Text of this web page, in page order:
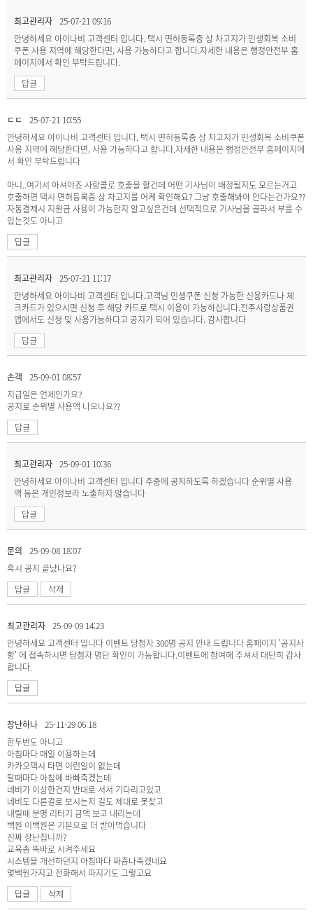
최고관리자 25-07-21 09:16
안녕하세요 아이나비 고객센터 입니다. 택시 면허등록증 상 차고지가 민생회복 소비
쿠폰 사용 지역에 해당한다면, 사용 가능하다고 합니다.자세한 내용은 행정안전부 홈
페이지에서 확인 부탁드립니다.
답글
ㄷㄷ
25-07-21 10:55
안녕하세요 아이나비 고객센터 입니다. 택시 면허등록증 상 차고지가 민생회복 소비쿠폰
사용 지역에 해당한다면, 사용 가능하다고 합니다.자세한 내용은 행정안전부 홈페이지에
서 확인 부탁드립니다
아니..여기서 아셔야죠 사랑콜로 호출을 할건데 어떤 기사님이 배정될지도 모르는거고
호출하면 택시 면허등록증 상 차고지를 어케 확인해요? 그냥 호출해봐야 안다는건가요??
자동결제시 지원금 사용이 가능한지 알고싶은건데 선택적으로 기사님을 골라서 부를 수
있는것도 아니고
답글
최고관리자 25-07-21 11:17
안녕하세요 아이나비 고객센터 입니다.고객님 민생쿠폰 신청 가능한 신용카드나 체
크카드가 있으시면 신청 후 해당 카드로 택시 이용이 가능하십니다.전주사랑상품권
앱에서도 신청 및 사용가능하다고 공지가 되어 있습니다. 감사합니다
답글
손객
25-09-01 08:57
지급일은 언제인가요?
공지로 순위별 사용액 나오나요??
답글
최고관리자 25-09-01 10:36
안녕하세요 아이나비 고객센터 입니다 주중에 공지하도록 하겠습니다 순위별 사용
액 등은 개인정보라 노출하지 않습니다
답글
문의
25-09-08 18:07
혹시 공지 끝났나요?
답글
삭제
최고관리자 25-09-09 14:23
안녕하세요 고객센터 입니다 이벤트 당첨자 300명 공지 안내 드립니다 홈페이지 '공지사
항' 에 접속하시면 당첨자 명단 확인이 가능합니다.이벤트에 참여해 주셔서 대단히 감사
합니다.
답글
장난하나 25-11-29 06:18
한두번도 아니고
아침마다 매일 이용하는데
카카오택시 타면 이런일이 없는데
탈때마다 아침에 바빠죽겠는데
네비가 이상한건지 반대로 서서 기다리고있고
네비도 다른걸로 보시는지 길도 제대로 못찾고
내릴때 분명 리터기 금액 보고 내리는데
백원 이백원은 기본으로 더 받아먹습니다
진짜 장난칩니까?
교육좀 똑바로 시켜주세요
시스템을 개선하던지 아침마다 짜증나죽겠네요
몇백원가지고 전화해서 따지기도 그렇고요
답글
삭제